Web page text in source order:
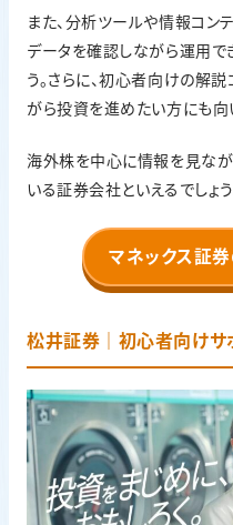
口座開設
最短翌営業日
また、分析ツールや情報コン
データを確認しながら運用で
う。さらに、初心者向けの解
がら投資を進めたい方にも向
海外株を中心に情報を見なが
いる証券会社といえるでしょう
マネックス証
松井証券｜初心者向けサ